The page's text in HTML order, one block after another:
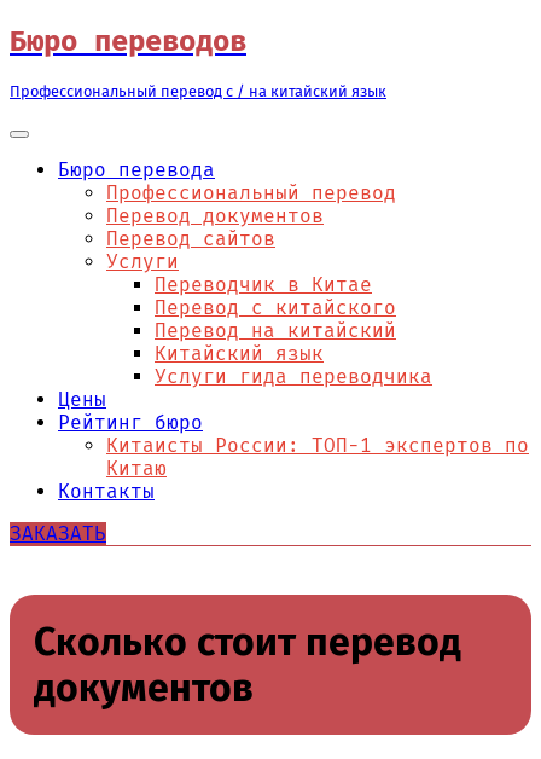
Перейти
к
содержимому
Бюро переводов
Профессиональный перевод с / на китайский язык
Бюро перевода
Профессиональный перевод
Перевод документов
Перевод сайтов
Услуги
Переводчик в Китае
Перевод с китайского
Перевод на китайский
Китайский язык
Услуги гида переводчика
Цены
Рейтинг бюро
Китаисты России: ТОП-1 экспертов по
Китаю
Контакты
ЗАКАЗАТЬ
Сколько стоит перевод
документов